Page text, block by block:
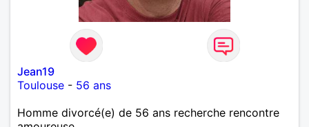
Jean19
Toulouse - 56 ans
Homme divorcé(e) de 56 ans recherche rencontre